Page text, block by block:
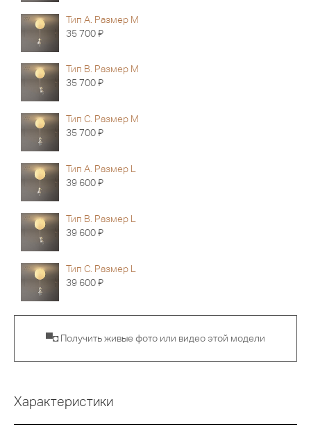
Тип A. Размер M
35 700Я
Тип B. Размер M
35 700Я
Тип C. Размер M
35 700Я
Тип A. Размер L
39 600Я
Тип B. Размер L
39 600Я
Тип C. Размер L
39 600Я
▀◘ Получить живые фото или видео этой модели
Характеристики